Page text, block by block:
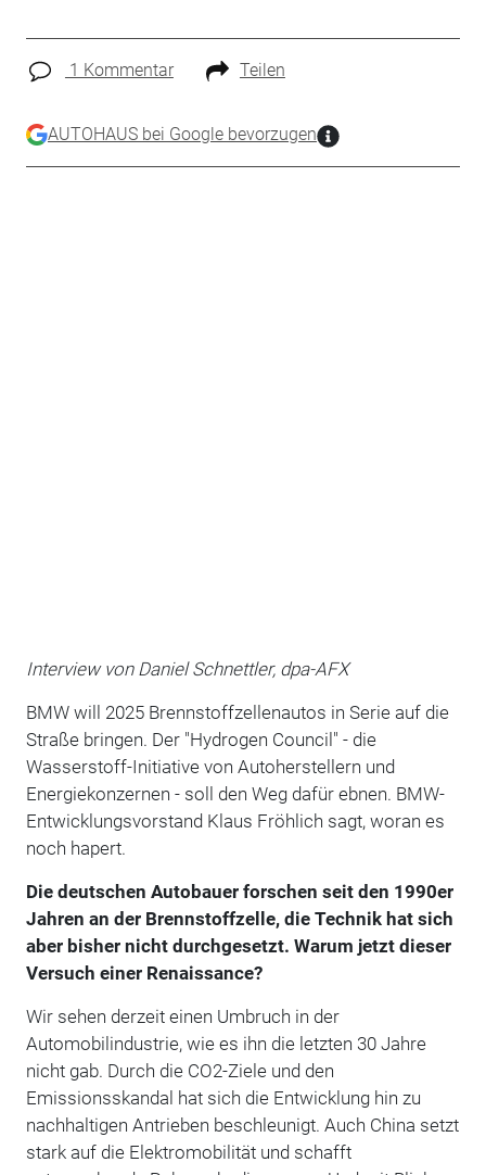
1 Kommentar Teilen
AUTOHAUS bei Google bevorzugen
Interview von Daniel Schnettler, dpa-AFX
BMW will 2025 Brennstoffzellenautos in Serie auf die
Straße bringen. Der "Hydrogen Council" - die
Wasserstoff-Initiative von Autoherstellern und
Energiekonzernen - soll den Weg dafür ebnen. BMW-
Entwicklungsvorstand Klaus Fröhlich sagt, woran es
noch hapert.
Die deutschen Autobauer forschen seit den 1990er
Jahren an der Brennstoffzelle, die Technik hat sich
aber bisher nicht durchgesetzt. Warum jetzt dieser
Versuch einer Renaissance?
Wir sehen derzeit einen Umbruch in der
Automobilindustrie, wie es ihn die letzten 30 Jahre
nicht gab. Durch die CO2-Ziele und den
Emissionsskandal hat sich die Entwicklung hin zu
nachhaltigen Antrieben beschleunigt. Auch China setzt
stark auf die Elektromobilität und schafft